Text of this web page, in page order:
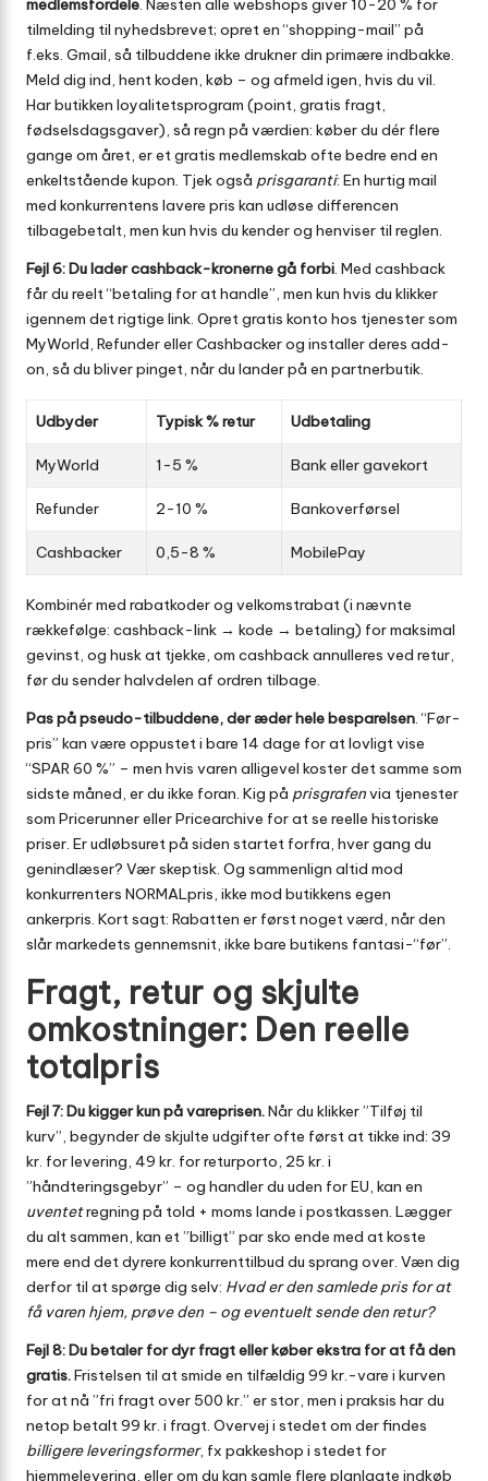
medlemsfordele. Næsten alle webshops giver 10-20 % for
tilmelding til nyhedsbrevet; opret en “shopping-mail” på
f.eks. Gmail, så tilbuddene ikke drukner din primære indbakke.
Meld dig ind, hent koden, køb – og afmeld igen, hvis du vil.
Har butikken loyalitetsprogram (point, gratis fragt,
fødselsdagsgaver), så regn på værdien: køber du dér flere
gange om året, er et gratis medlemskab ofte bedre end en
enkeltstående kupon. Tjek også prisgaranti: En hurtig mail
med konkurrentens lavere pris kan udløse differencen
tilbagebetalt, men kun hvis du kender og henviser til reglen.
Fejl 6: Du lader cashback-kronerne gå forbi. Med cashback
får du reelt “betaling for at handle”, men kun hvis du klikker
igennem det rigtige link. Opret gratis konto hos tjenester som
MyWorld, Refunder eller Cashbacker og installer deres add-
on, så du bliver pinget, når du lander på en partnerbutik.
Udbyder Typisk % retur Udbetaling
MyWorld 1-5 % Bank eller gavekort
Refunder 2-10 % Bankoverførsel
Cashbacker 0,5-8 % MobilePay
Kombinér med rabatkoder og velkomstrabat (i nævnte
rækkefølge: cashback-link → kode → betaling) for maksimal
gevinst, og husk at tjekke, om cashback annulleres ved retur,
før du sender halvdelen af ordren tilbage.
Pas på pseudo-tilbuddene, der æder hele besparelsen. “Før-
pris” kan være oppustet i bare 14 dage for at lovligt vise
“SPAR 60 %” – men hvis varen alligevel koster det samme som
sidste måned, er du ikke foran. Kig på prisgrafenvia tjenester
som Pricerunner eller Pricearchive for at se reelle historiske
priser. Er udløbsuret på siden startet forfra, hver gang du
genindlæser? Vær skeptisk. Og sammenlign altid mod
konkurrenters NORMALpris, ikke mod butikkens egen
ankerpris. Kort sagt: Rabatten er først noget værd, når den
slår markedets gennemsnit, ikke bare butikens fantasi-“før”.
Fragt, retur og skjulte
omkostninger: Den reelle
totalpris
Fejl 7: Du kigger kun på vareprisen.Når du klikker ”Tilføj til
kurv”, begynder de skjulte udgifter ofte først at tikke ind: 39
kr. for levering, 49 kr. for returporto, 25 kr. i
”håndteringsgebyr” – og handler du uden for EU, kan en
uventetregning på told + moms lande i postkassen. Lægger
du alt sammen, kan et ”billigt” par sko ende med at koste
mere end det dyrere konkurrent­tilbud du sprang over. Væn dig
derfor til at spørge dig selv: Hvad er den samlede pris for at
få varen hjem, prøve den – og eventuelt sende den retur?
Fejl 8: Du betaler for dyr fragt eller køber ekstra for at få den
gratis.Fristelsen til at smide en tilfældig 99 kr.-vare i kurven
for at nå ”fri fragt over 500 kr.” er stor, men i praksis har du
netop betalt 99 kr. i fragt. Overvej i stedet om der findes
billigere leveringsformer, fx pakkeshop i stedet for
hjemmelevering, eller om du kan samle flere planlagte indkøb